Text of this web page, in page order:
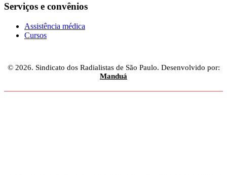
Serviços e convênios
Assistência médica
Cursos
© 2026. Sindicato dos Radialistas de São Paulo. Desenvolvido por:
Manduá